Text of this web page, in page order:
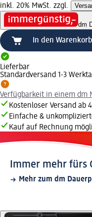
inkl. 20% MwSt. zzgl.
dm
In den Warenkorb
Lieferbar
Standardversand 1-3
Verfügbarkeit in einem dm
Kostenloser Versand ab
Einfache &
Kauf auf Rechnung
Immer mehr fürs
Mehr zum dm